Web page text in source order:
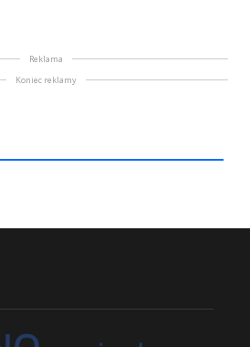
Reklama
Koniec reklamy